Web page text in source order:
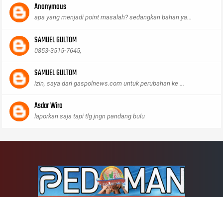
Anonymous
apa yang menjadi point masalah? sedangkan bahan ya...
SAMUEL GULTOM
0853-3515-7645,
SAMUEL GULTOM
izin, saya dari gaspolnews.com untuk perubahan ke ...
Asdar Wiro
laporkan saja tapi tlg jngn pandang bulu